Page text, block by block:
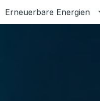
Erneuerbare Energien